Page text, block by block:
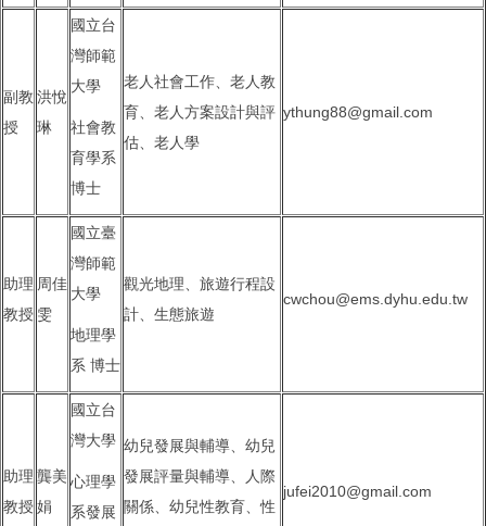
副教
授
洪悅
琳
國立台
灣師範
大學
社會教
育學系
博士
老人社會工作、老人教
育、老人方案設計與評
估、老人學
ythung88@gmail.com
助理
教授
周佳
雯
國立臺
灣師範
大學
地理學
系 博士
觀光地理、旅遊行程設
計、生態旅遊
cwchou@ems.dyhu.edu.tw
助理
教授
龔美
娟
國立台
灣大學
心理學
系發展
幼兒發展與輔導、幼兒
發展評量與輔導、人際
關係、幼兒性教育、性
jufei2010@gmail.com